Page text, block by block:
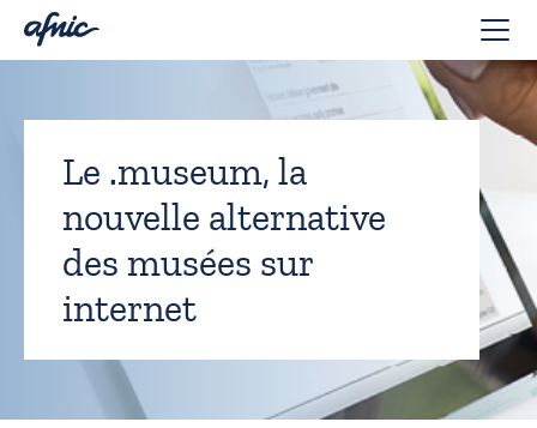
Le .museum, la
nouvelle alternative
des musées sur
internet
Panneau de gestion des cookies